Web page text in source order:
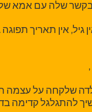
בקשר שלה עם אמא
אין תאריך
שלקחה על עצמה
להתגלגל קדימה